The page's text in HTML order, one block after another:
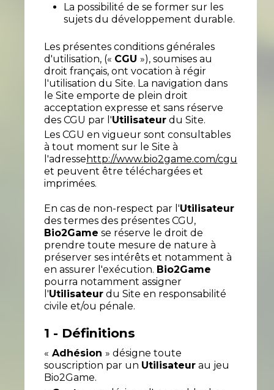
La possibilité de se former sur les
sujets du développement durable.
Les présentes conditions générales
d'utilisation, (« CGU »), soumises au
droit français, ont vocation à régir
l'utilisation du Site. La navigation dans
le Site emporte de plein droit
acceptation expresse et sans réserve
des CGU par l'Utilisateur du Site.
Les CGU en vigueur sont consultables
à tout moment sur le Site à
l'adresse http://www.bio2game.com/cgu
et peuvent être téléchargées et
imprimées.
En cas de non-respect par l'Utilisateur
des termes des présentes CGU,
Bio2Game se réserve le droit de
prendre toute mesure de nature à
préserver ses intérêts et notamment à
en assurer l'exécution. Bio2Game
pourra notamment assigner
l'Utilisateur du Site en responsabilité
civile et/ou pénale.
1 - Définitions
« Adhésion » désigne toute
souscription par un Utilisateur au jeu
Bio2Game.